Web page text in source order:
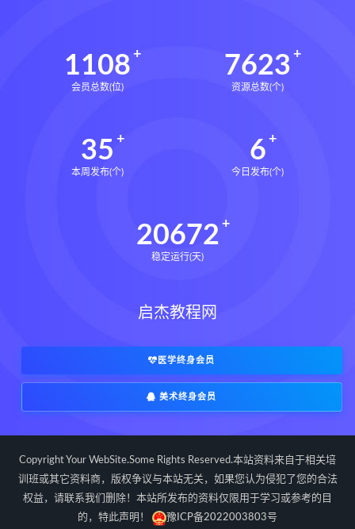
过三关与做功实例电子书
过三关与做功实例 归一
寻龙点穴高级班课程
辰南择吉日下载 辰南择吉日网盘
世道天机预测学下载
世道天机预测学网盘
世道天机预测学电子书
实用命理学 财富显化的道法术下载
财富显化的道法术网盘
生命密码高级解读师网盘
生命密码高级解读师 弈涵老师
相理衡真十卷点校本下载
相理衡真十卷点校本网盘
1108
会员总数(位)
7623
资源总数(个)
35
本周发布(个)
6
今日发布(个)
20672
稳定运行(天)
启杰教程网
医学终身会员
美术终身会员
Copyright Your WebSite.Some Rights Reserved.本站资料来自于相关培
训班或其它资料商，版权争议与本站无关，如果您认为侵犯了您的合法
权益，请联系我们删除！本站所发布的资料仅限用于学习或参考的目
的，特此声明！
豫ICP备2022003803号